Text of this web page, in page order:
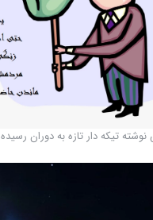
تیکه دار تازه به دوران رسیده